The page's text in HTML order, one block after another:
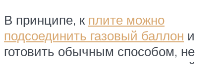
В принципе, к плите можно
подсоединить газовый баллон и
готовить обычным способом, не